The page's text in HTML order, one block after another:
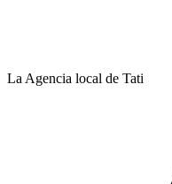
La Agencia local de Tati